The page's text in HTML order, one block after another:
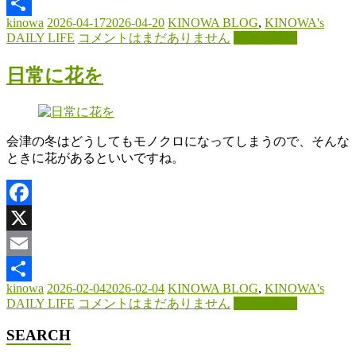
共
kinowa 2026-04-172026-04-20 KINOWA BLOG, KINOWA's
DAILY LIFE コメントはまだありません
日常に花を
会津の冬はどうしてもモノクロになってしまうので、そんな
ときに花があるといいですね。
Facebook
X
Email
共
kinowa 2026-02-042026-02-04 KINOWA BLOG, KINOWA's
DAILY LIFE コメントはまだありません
SEARCH